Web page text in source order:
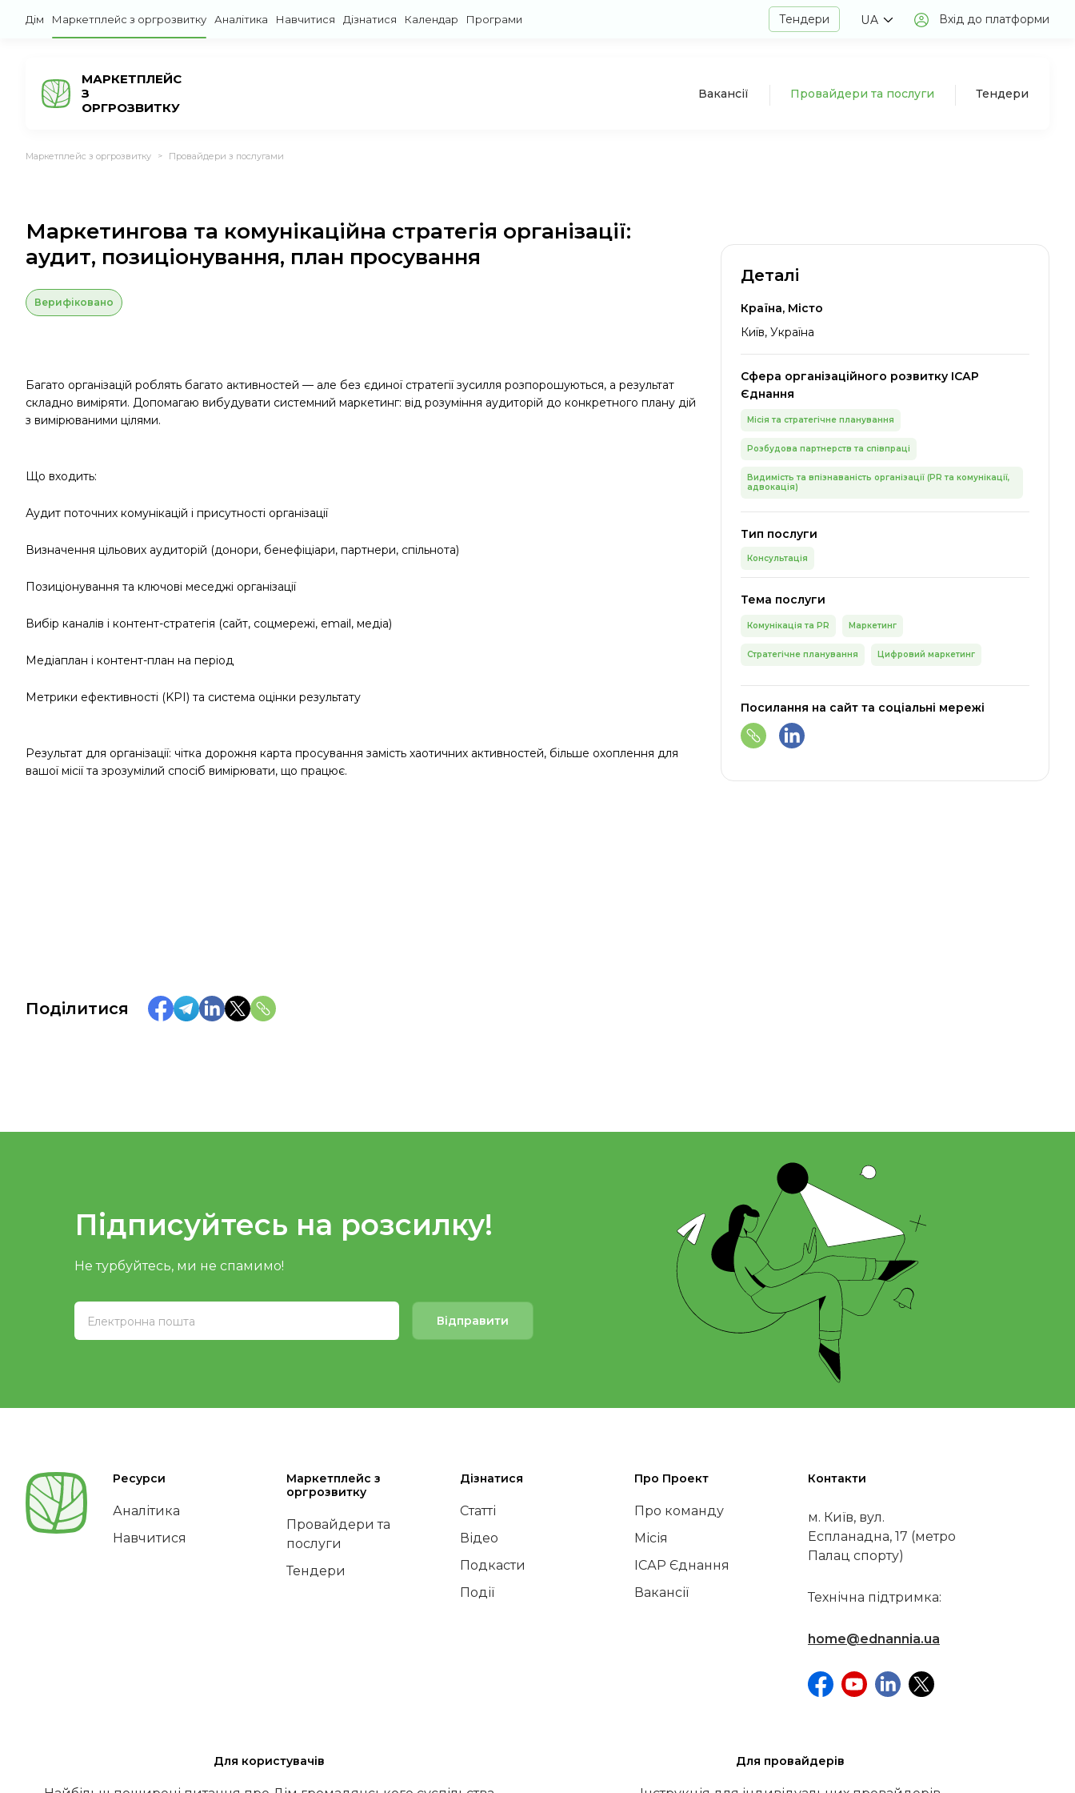
Дім Маркетплейс з оргрозвитку Аналітика Навчитися Дізнатися Календар Програми Тендери UA Вхід до платформи
МАРКЕТПЛЕЙС
З
ОРГРОЗВИТКУ
Вакансії Провайдери та послуги Тендери
Маркетплейс з оргрозвитку > Провайдери з послугами
Маркетингова та комунікаційна стратегія організації:
аудит, позиціонування, план просування
Верифіковано
Багато організацій роблять багато активностей — але без єдиної стратегії зусилля розпорошуються, а результат
складно виміряти. Допомагаю вибудувати системний маркетинг: від розуміння аудиторій до конкретного плану дій
з вимірюваними цілями.
Що входить:
Аудит поточних комунікацій і присутності організації
Визначення цільових аудиторій (донори, бенефіціари, партнери, спільнота)
Позиціонування та ключові меседжі організації
Вибір каналів і контент-стратегія (сайт, соцмережі, email, медіа)
Медіаплан і контент-план на період
Метрики ефективності (KPI) та система оцінки результату
Результат для організації: чітка дорожня карта просування замість хаотичних активностей, більше охоплення для
вашої місії та зрозумілий спосіб вимірювати, що працює.
Деталі
Країна, Місто
Київ, Україна
Сфера організаційного розвитку ІСАР
Єднання
Місія та стратегічне планування
Розбудова партнерств та співпраці
Видимість та впізнаваність організації (PR та комунікації,
адвокація)
Тип послуги
Консультація
Тема послуги
Комунікація та PR Маркетинг
Стратегічне планування Цифровий маркетинг
Посилання на сайт та соціальні мережі
Поділитися
Підписуйтесь на розсилку!
Не турбуйтесь, ми не спамимо!
Відправити
Ресурси
Аналітика
Навчитися
Маркетплейс з
оргрозвитку
Провайдери та
послуги
Тендери
Дізнатися
Статті
Відео
Подкасти
Події
Про Проект
Про команду
Місія
ІСАР Єднання
Вакансії
Контакти
м. Київ, вул.
Еспланадна, 17 (метро
Палац спорту)
Технічна підтримка:
home@ednannia.ua
Для користувачів Для провайдерів